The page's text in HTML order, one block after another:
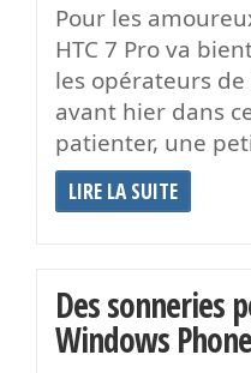
Pour les
HTC 7 Pro va
les opérateurs de
avant hier dans
patienter, une
LIRE LA SUITE
Des sonneries
Windows